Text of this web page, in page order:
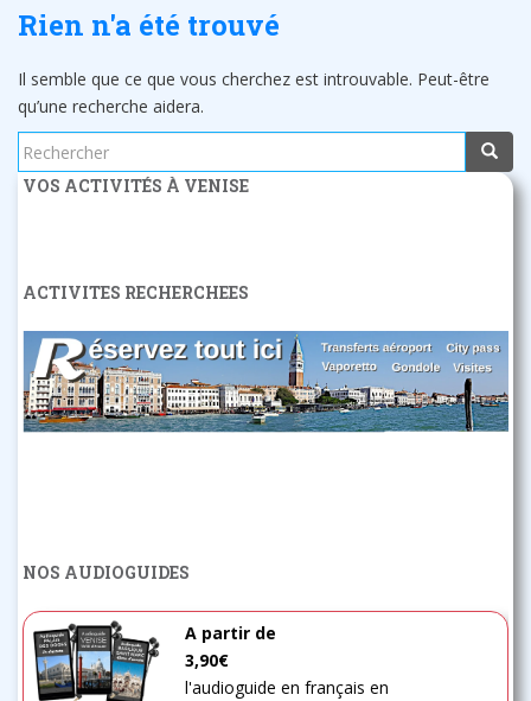
Rien n'a été trouvé
Il semble que ce que vous cherchez est introuvable. Peut-être
qu’une recherche aidera.
Rechercher...
VOS ACTIVITÉS À VENISE
ACTIVITES RECHERCHEES
NOS AUDIOGUIDES
A partir de
3,90€
l'audioguide en français en